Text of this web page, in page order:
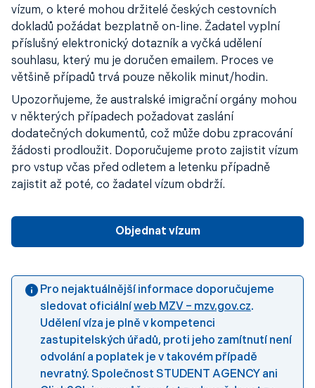
vízum, o které mohou držitelé českých cestovních
dokladů požádat bezplatně on-line. Žadatel vyplní
příslušný elektronický dotazník a vyčká udělení
souhlasu, který mu je doručen emailem. Proces ve
většině případů trvá pouze několik minut/hodin.
Upozorňujeme, že australské imigrační orgány mohou
v některých případech požadovat zaslání
dodatečných dokumentů, což může dobu zpracování
žádosti prodloužit. Doporučujeme proto zajistit vízum
pro vstup včas před odletem a letenku případně
zajistit až poté, co žadatel vízum obdrží.
Objednat vízum
Pro nejaktuálnější informace doporučujeme
sledovat oficiální web MZV – mzv.gov.cz.
Udělení víza je plně v kompetenci
zastupitelských úřadů, proti jeho zamítnutí není
odvolání a poplatek je v takovém případě
nevratný. Společnost STUDENT AGENCY ani